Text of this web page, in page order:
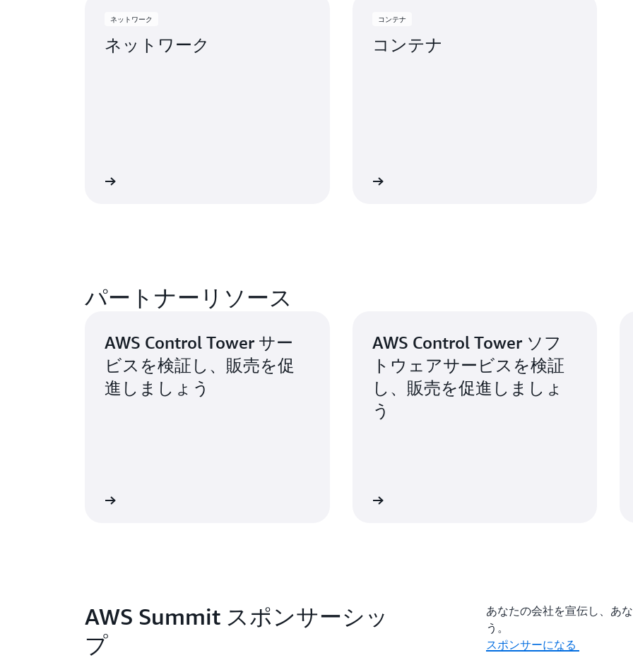
ネットワーク
ネットワーク
コンテナ
コンテナ
パートナーリソース
AWS Control Tower サー
ビスを検証し、販売を促
進しましょう
AWS Control Tower ソフ
トウェアサービスを検証
し、販売を促進しましょ
う
AWS Summit スポンサーシッ
プ
あなたの会社を宣伝し、あ
う。
スポンサーになる